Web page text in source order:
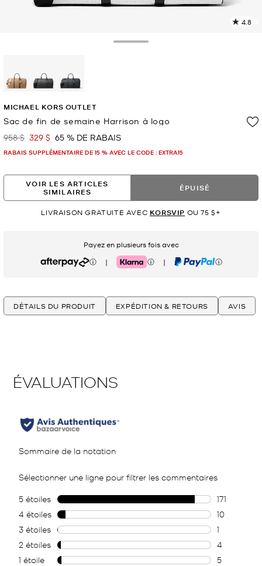
4.8
MICHAEL KORS OUTLET
Sac de fin de semaine Harrison à logo
était
958 $ maintenant
329 $ 65 % DE RABAIS
RABAIS SUPPLÉMENTAIRE DE 15 % AVEC LE CODE : EXTRA15
VOIR LES ARTICLES
SIMILAIRES
ÉPUISÉ
LIVRAISON GRATUITE AVEC KORSVIP OU 75 $+
Payez en plusieurs fois avec
Afterpay | Klarna | PayPal
DÉTAILS DU PRODUIT EXPÉDITION & RETOURS AVIS